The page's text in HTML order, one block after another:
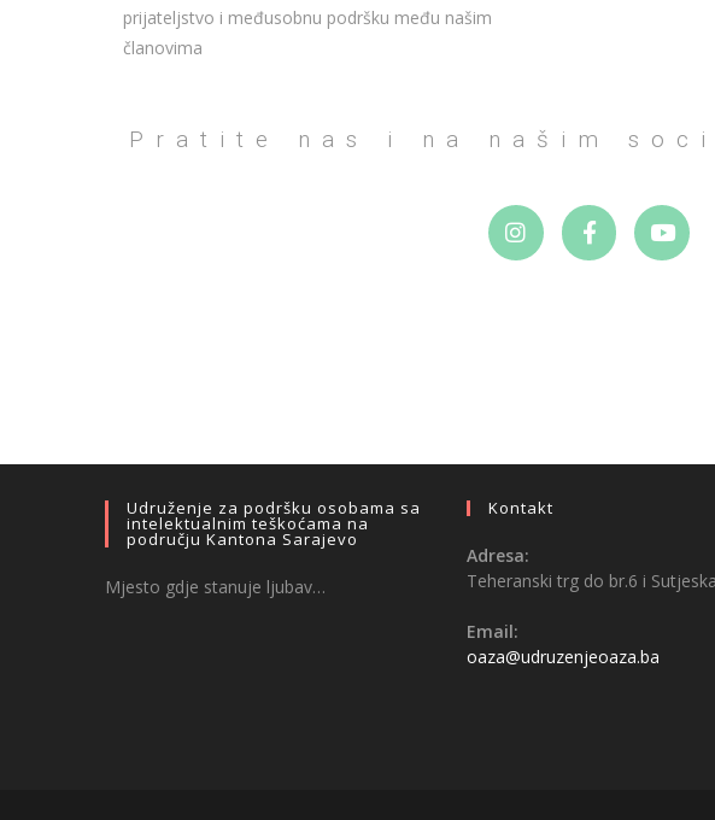
prijateljstvo i međusobnu podršku među našim
članovima
Pratite nas i na našim
Udruženje za podršku osobama sa
intelektualnim teškoćama na
području Kantona Sarajevo
Mjesto gdje stanuje ljubav…
Kontakt
Adresa:
Teheranski trg do br.6 i
Email:
oaza@udruzenjeoaza.ba